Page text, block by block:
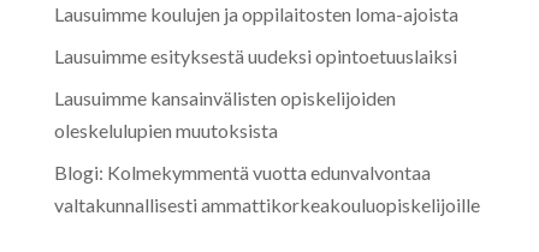
Lausuimme koulujen ja oppilaitosten loma-ajoista
Lausuimme esityksestä uudeksi opintoetuuslaiksi
Lausuimme kansainvälisten opiskelijoiden
oleskelulupien muutoksista
Blogi: Kolmekymmentä vuotta edunvalvontaa
valtakunnallisesti ammattikorkeakouluopiskelijoille